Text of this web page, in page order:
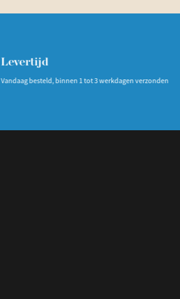
Levertijd
Vandaag besteld, binnen 1 tot 3 werkdagen verzonden